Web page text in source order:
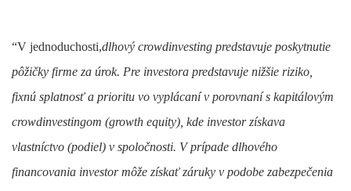
“V jednoduchosti,dlhový crowdinvesting predstavuje poskytnutie
pôžičky firme za úrok. Pre investora predstavuje nižšie riziko,
fixnú splatnosť a prioritu vo vyplácaní v porovnaní s kapitálovým
crowdinvestingom (growth equity), kde investor získava
vlastníctvo (podiel) v spoločnosti. V prípade dlhového
financovania investor môže získať záruky v podobe zabezpečenia